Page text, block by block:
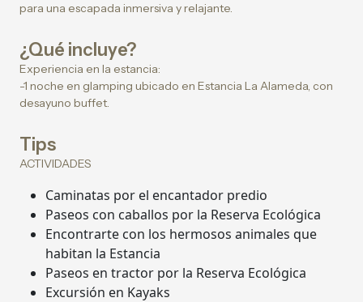
para una escapada inmersiva y relajante.
¿Qué incluye?
Experiencia en la estancia:
-1 noche en glamping ubicado en Estancia La Alameda, con
desayuno buffet.
Tips
ACTIVIDADES
Caminatas por el encantador predio
Paseos con caballos por la Reserva Ecológica
Encontrarte con los hermosos animales que
habitan la Estancia
Paseos en tractor por la Reserva Ecológica
Excursión en Kayaks